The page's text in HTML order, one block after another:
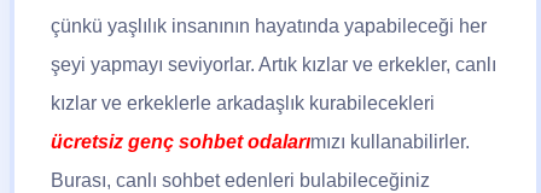
çünkü yaşlılık insanının hayatında yapabileceği her
şeyi yapmayı seviyorlar. Artık kızlar ve erkekler, canlı
kızlar ve erkeklerle arkadaşlık kurabilecekleri
ücretsiz genç sohbet odalarımızı kullanabilirler.
Burası, canlı sohbet edenleri bulabileceğiniz